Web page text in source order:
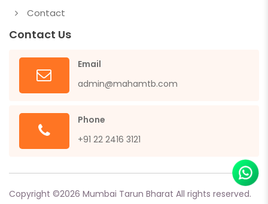
Contact
Contact Us
Email
admin@mahamtb.com
Phone
+91 22 2416 3121
Copyright ©2026 Mumbai Tarun Bharat All rights reserved.